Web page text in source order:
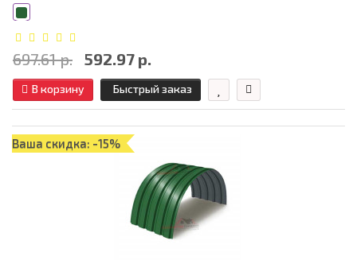
697.61 р. 592.97 р.
В корзину Быстрый заказ
Ваша скидка: -15%